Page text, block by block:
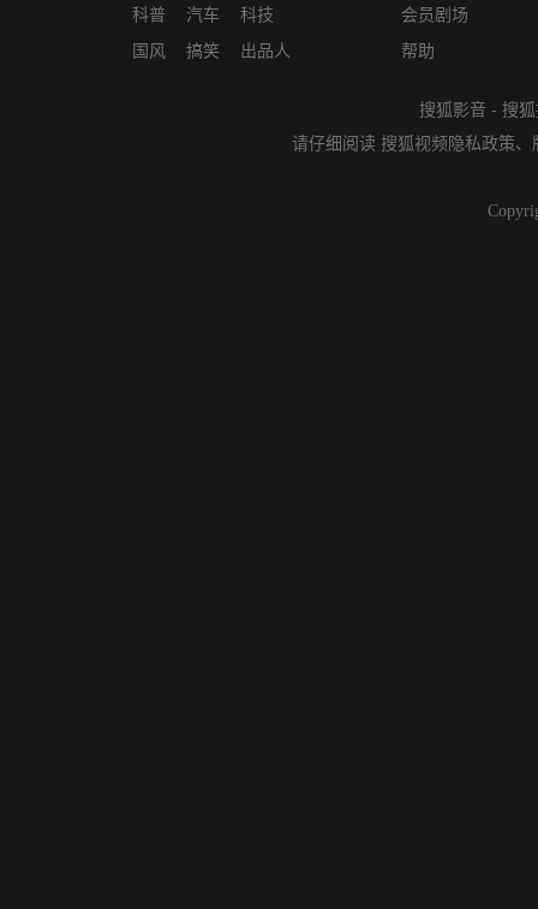
科普
国风
汽车
搞笑
科技
出品人
会员剧场
帮助
搜狐影音 - 搜
请仔细阅读 搜狐视频隐私政策、